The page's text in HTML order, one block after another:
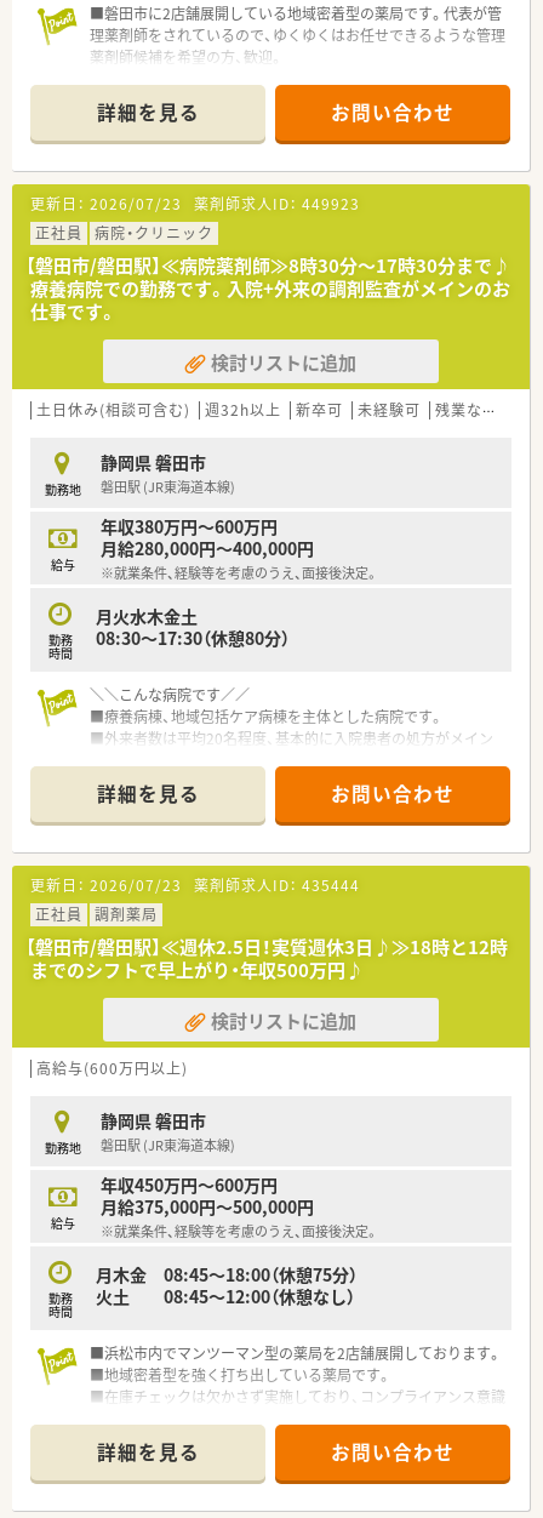
■磐田市に2店舗展開している地域密着型の薬局です。代表が管
理薬剤師をされているので、ゆくゆくはお任せできるような管理
薬剤師候補を希望の方、歓迎。
年間休日120日あり、残業もほぼありませんので、無理なくご
勤務いただけます。
■在宅患者を受け持つドクターからの依頼や地域医療へのより
深い貢献を！という考えから、クラス100のクリーンベンチがク
ラス10000の無菌調剤室の中に設置されております。また、別室
には安全キャビネットもございます。これにより在宅医療にお
いて点滴調剤や抗がん剤調剤が可能。完成時には近隣の医療機
関向けにお披露目会を開催し、在宅患者を受け持つドクターから
は好評で現在も居宅を中心に在宅対応は増加しております。
詳細を見る お問い合わせ
更新日： 2026/07/23 薬剤師求人ID： 449923
正社員
病院・クリニック
【磐田市/磐田駅】≪病院薬剤師≫8時30分～17時30分まで♪
療養病院での勤務です。入院+外来の調剤監査がメインのお
仕事です。
検討リストに追加
土日休み(相談可含む) 週32h以上 新卒可 未経験可 残業なし(ほぼなし含む)
勤務地
静岡県 磐田市
磐田駅 (JR東海道本線)
給与
年収380万円～600万円
月給280,000円～400,000円
※就業条件、経験等を考慮のうえ、面接後決定。
勤務
時間
月火水木金土
08:30～17:30（休憩80分）
＼＼こんな病院です／／
■療養病棟、地域包括ケア病棟を主体とした病院です。
■外来者数は平均20名程度、基本的に入院患者の処方がメイン
■薬剤師は複数名体制となっています。
■お車通勤も可能で駐車場代は無料です。
＼＼こんな方におすすめ／／
■保育所も完備されているため、ママさん薬剤師に
■残業はほとんど発生しないためプライベートの時間を大切に
したい方に
詳細を見る お問い合わせ
更新日： 2026/07/23 薬剤師求人ID： 435444
正社員
調剤薬局
【磐田市/磐田駅】≪週休2.5日！実質週休3日♪≫18時と12時
までのシフトで早上がり・年収500万円♪
検討リストに追加
高給与(600万円以上)
勤務地
静岡県 磐田市
磐田駅 (JR東海道本線)
給与
年収450万円～600万円
月給375,000円～500,000円
※就業条件、経験等を考慮のうえ、面接後決定。
勤務
時間
月木金 08:45～18:00（休憩75分）
火土 08:45～12:00（休憩なし）
■浜松市内でマンツーマン型の薬局を2店舗展開しております。
■地域密着型を強く打ち出している薬局です。
■在庫チェックは欠かさず実施しており、コンプライアンス意識
■投薬など対人業務が好きな方が多く集まっています。
■同代表が経営する別法人で薬局を4店舗展開しています。
詳細を見る お問い合わせ